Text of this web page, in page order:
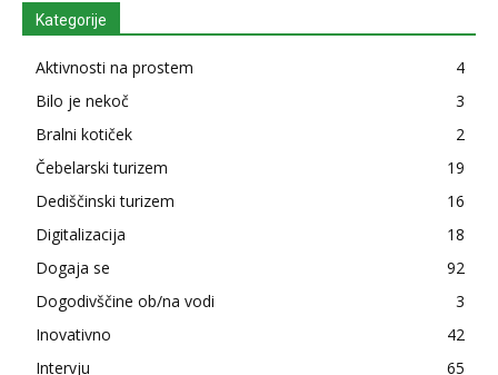
Kategorije
Aktivnosti na prostem
4
Bilo je nekoč
3
Bralni kotiček
2
Čebelarski turizem
19
Dediščinski turizem
16
Digitalizacija
18
Dogaja se
92
Dogodivščine ob/na vodi
3
Inovativno
42
Intervju
65